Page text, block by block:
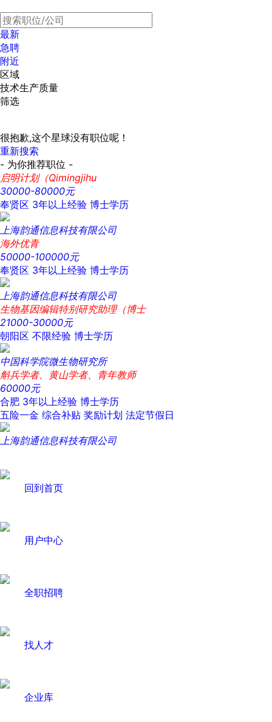
最新
急聘
附近
区域
技术生产质量
筛选
很抱歉,这个星球没有职位呢！
重新搜索
- 为你推荐职位 -
启明计划（Qimingjihu
30000-80000元
奉贤区 3年以上经验 博士学历
上海韵通信息科技有限公司
海外优青
50000-100000元
奉贤区 3年以上经验 博士学历
上海韵通信息科技有限公司
生物基因编辑特别研究助理（博士
21000-30000元
朝阳区 不限经验 博士学历
中国科学院微生物研究所
斛兵学者、黄山学者、青年教师
60000元
合肥 3年以上经验 博士学历
五险一金 综合补贴 奖励计划 法定节假日
上海韵通信息科技有限公司
回到首页
用户中心
全职招聘
找人才
企业库